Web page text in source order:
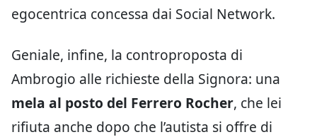
egocentrica concessa dai Social Network.
Geniale, infine, la controproposta di
Ambrogio alle richieste della Signora: una
mela al posto del Ferrero Rocher, che lei
rifiuta anche dopo che l’autista si offre di